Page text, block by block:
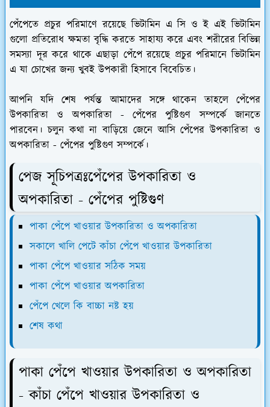
পেঁপেতে প্রচুর পরিমাণে রয়েছে ভিটামিন এ সি ও ই এই ভিটামিন
গুলো প্রতিরোধ ক্ষমতা বৃদ্ধি করতে সাহায্য করে এবং শরীরের বিভিন্ন
সমস্যা দূর করে থাকে এছাড়া পেঁপে রয়েছে প্রচুর পরিমানে ভিটামিন
এ যা চোখের জন্য খুবই উপকারী হিসাবে বিবেচিত।
আপনি যদি শেষ পর্যন্ত আমাদের সঙ্গে থাকেন তাহলে পেঁপের
উপকারিতা ও অপকারিতা - পেঁপের পুষ্টিগুণ সম্পর্কে জানতে
পারবেন। চলুন কথা না বাড়িয়ে জেনে আসি পেঁপের উপকারিতা ও
অপকারিতা - পেঁপের পুষ্টিগুণ সম্পর্কে।
পেজ সূচিপত্রঃপেঁপের উপকারিতা ও
অপকারিতা - পেঁপের পুষ্টিগুণ
পাকা পেঁপে খাওয়ার উপকারিতা ও অপকারিতা
সকালে খালি পেটে কাঁচা পেঁপে খাওয়ার উপকারিতা
পাকা পেঁপে খাওয়ার সঠিক সময়
পাকা পেঁপে খাওয়ার অপকারিতা
পেঁপে খেলে কি বাচ্চা নষ্ট হয়
শেষ কথা
পাকা পেঁপে খাওয়ার উপকারিতা ও অপকারিতা
- কাঁচা পেঁপে খাওয়ার উপকারিতা ও